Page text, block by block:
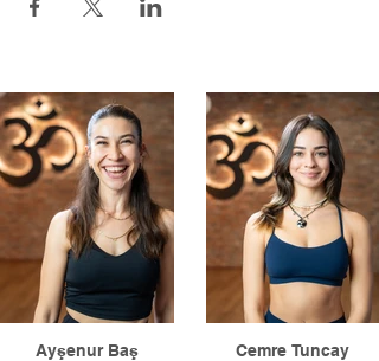
Ayşenur Baş Cemre Tuncay